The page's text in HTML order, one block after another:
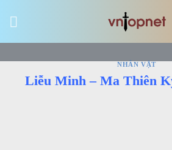
NHÂN VẬT
Liễu Minh – Ma Thiên